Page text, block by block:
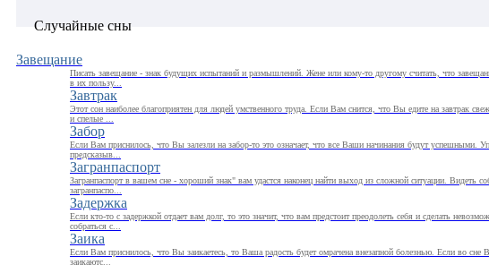
Случайные сны
Завещание
Писать завещание - знак будущих испытаний и размышлений. Жене или кому-то другому считать, что
в их пользу...
Завтрак
Этот сон наиболее благоприятен для людей умственного труда. Если Вам снится, что Вы едите на завтрак
и спелые ...
Забор
Если Вам приснилось, что Вы залезли на забор-то это означает, что все Ваши начинания будут успешными.
предсказыв...
Загранпаспорт
Загранпаспорт в вашем сне - хороший знак" вам удастся наконец найти выход из сложной ситуации. Видеть
загранпаспо...
Задержка
Если кто-то с задержкой отдает вам долг, то это значит, что вам предстоит преодолеть себя и сделать
собраться с...
Заика
Если Вам приснилось, что Вы заикаетесь, то Ваша радость будет омрачена внезапной болезнью. Если во
заикаютс...